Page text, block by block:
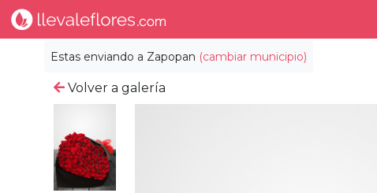
Estas enviando a Zapopan (cambiar municipio)
Volver a galería